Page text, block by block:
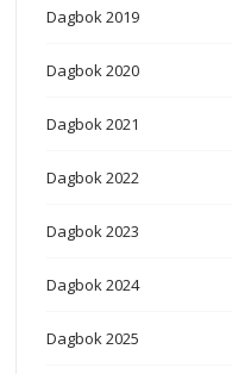
Dagbok 2019
Dagbok 2020
Dagbok 2021
Dagbok 2022
Dagbok 2023
Dagbok 2024
Dagbok 2025